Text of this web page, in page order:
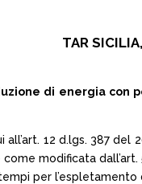
TAR
di energia
12 d.lgs. 387
modificata
per l’espletamento